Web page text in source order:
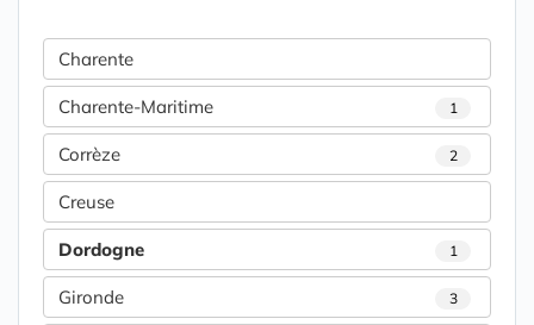
Charente
Charente-Maritime 1
Corrèze 2
Creuse
Dordogne 1
Gironde 3